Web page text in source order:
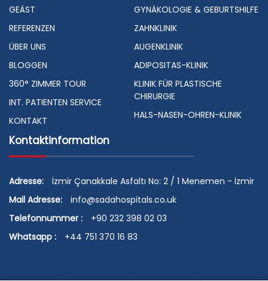
GEÄST
REFERENZEN
ÜBER UNS
BLOGGEN
360° ZIMMER TOUR
INT. PATIENTEN SERVICE
KONTAKT
GYNÄKOLOGIE & GEBURTSHILFE
ZAHNKLINIK
AUGENKLINIK
ADIPOSITAS-KLINIK
KLINIK FÜR PLASTISCHE
CHIRURGIE
HALS-NASEN-OHREN-KLINIK
Kontaktinformation
Adresse:
İzmir Çanakkale Asfaltı No: 2 / 1 Menemen - İzmir
Mail Adresse:
info@sadahospitals.co.uk
Telefonnummer :
+90 232 398 02 03
Whatsapp :
+44 751 370 16 83